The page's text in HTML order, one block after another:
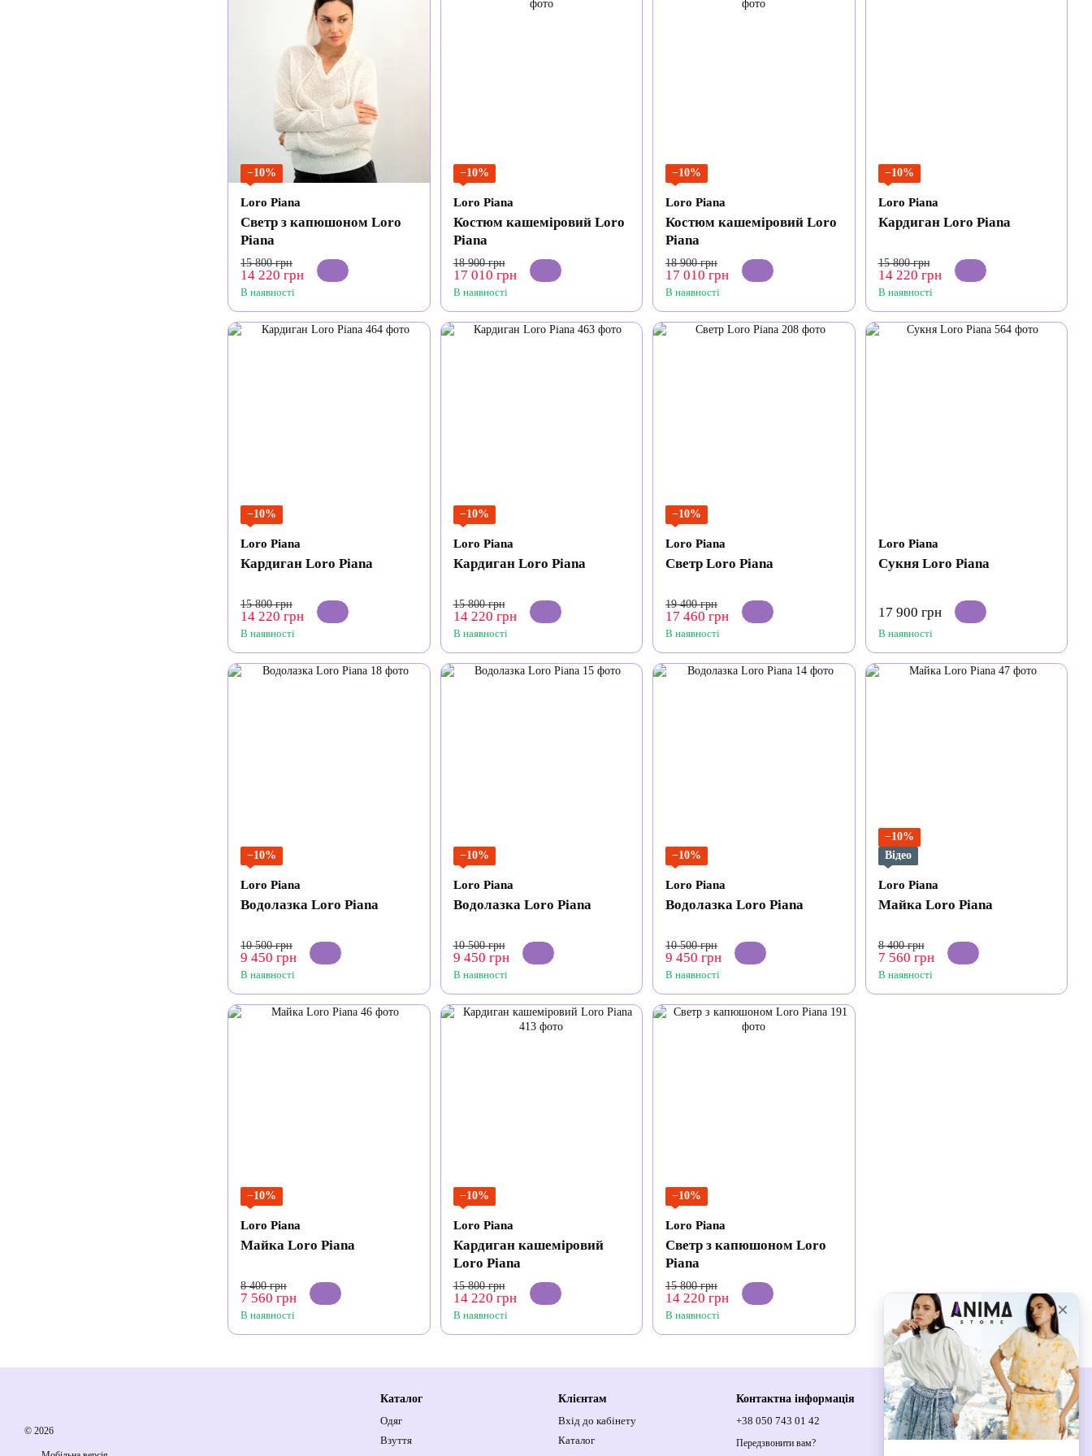
−10%
Loro Piana
Светр з капюшоном Loro
Piana
15 800 грн
14 220 грн
В наявності
−10%
Loro Piana
Костюм кашеміровий Loro
Piana
18 900 грн
17 010 грн
В наявності
−10%
Loro Piana
Костюм кашеміровий Loro
Piana
18 900 грн
17 010 грн
В наявності
−10%
Loro Piana
Кардиган Loro Piana
15 800 грн
14 220 грн
В наявності
−10%
Loro Piana
Кардиган Loro Piana
15 800 грн
14 220 грн
В наявності
−10%
Loro Piana
Кардиган Loro Piana
15 800 грн
14 220 грн
В наявності
−10%
Loro Piana
Светр Loro Piana
19 400 грн
17 460 грн
В наявності
Loro Piana
Сукня Loro Piana
17 900 грн
В наявності
−10%
Loro Piana
Водолазка Loro Piana
10 500 грн
9 450 грн
В наявності
−10%
Loro Piana
Водолазка Loro Piana
10 500 грн
9 450 грн
В наявності
−10%
Loro Piana
Водолазка Loro Piana
10 500 грн
9 450 грн
В наявності
−10%
Відео
Loro Piana
Майка Loro Piana
8 400 грн
7 560 грн
В наявності
−10%
Loro Piana
Майка Loro Piana
8 400 грн
7 560 грн
В наявності
−10%
Loro Piana
Кардиган кашеміровий
Loro Piana
15 800 грн
14 220 грн
В наявності
−10%
Loro Piana
Светр з капюшоном Loro
Piana
15 800 грн
14 220 грн
В наявності
© 2026
Каталог
Одяг
Взуття
Клієнтам
Вхід до кабінету
Каталог
Контактна інформація
+38 050 743 01 42
Передзвонити вам?
Спортивна площа, 1, м.Київ, 01021,
Україна